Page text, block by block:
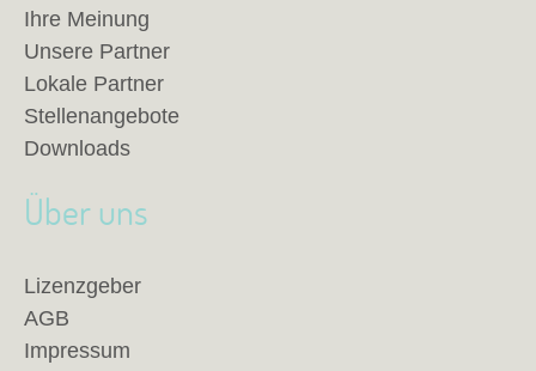
Ihre Meinung
Unsere Partner
Lokale Partner
Stellenangebote
Downloads
Über uns
Lizenzgeber
AGB
Impressum